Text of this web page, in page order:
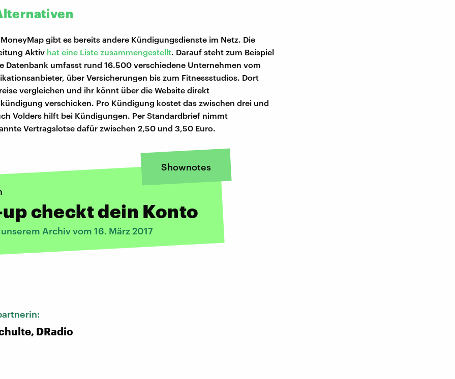
gibt es bereits andere Kündigungsdienste im Netz. Die
Aktiv hat eine Liste zusammengestellt. Darauf steht zum Beispiel
Datenbank umfasst rund 16.500 verschiedene Unternehmen vom
über Versicherungen bis zum Fitnessstudios. Dort
vergleichen und ihr könnt über die Website direkt
verschicken. Pro Kündigung kostet das zwischen drei und
Volders hilft bei Kündigungen. Per Standardbrief nimmt
Vertragslotse dafür zwischen 2,50 und 3,50 Euro.
Shownotes
checkt dein Konto
Archiv vom 16. März 2017
DRadio